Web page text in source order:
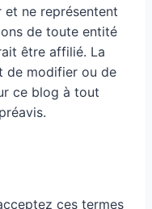
et ne représentent
de toute entité
être affilié. La
de modifier ou de
ce blog à tout
ces termes